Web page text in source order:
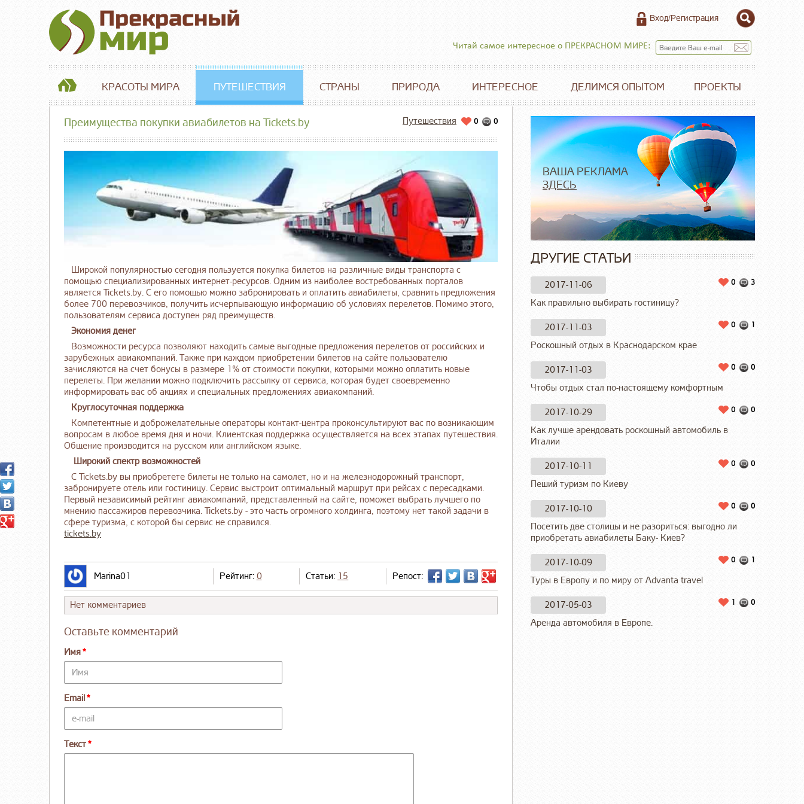
Вход/Регистрация
Читай самое интересное о ПРЕКРАСНОМ МИРЕ:
КРАСОТЫ МИРА ПУТЕШЕСТВИЯ СТРАНЫ ПРИРОДА ИНТЕРЕСНОЕ ДЕЛИМСЯ ОПЫТОМ ПРОЕКТЫ
0
0
Путешествия
Преимущества покупки авиабилетов на Tickets.by
Широкой популярностью сегодня пользуется покупка билетов на различные виды транспорта с
помощью специализированных интернет-ресурсов. Одним из наиболее востребованных порталов
является Tickets.by. С его помощью можно забронировать и оплатить авиабилеты, сравнить предложения
более 700 перевозчиков, получить исчерпывающую информацию об условиях перелетов. Помимо этого,
пользователям сервиса доступен ряд преимуществ.
Экономия денег
Возможности ресурса позволяют находить самые выгодные предложения перелетов от российских и
зарубежных авиакомпаний. Также при каждом приобретении билетов на сайте пользователю
зачисляются на счет бонусы в размере 1% от стоимости покупки, которыми можно оплатить новые
перелеты. При желании можно подключить рассылку от сервиса, которая будет своевременно
информировать вас об акциях и специальных предложениях авиакомпаний.
Круглосуточная поддержка
Компетентные и доброжелательные операторы контакт-центра проконсультируют вас по возникающим
вопросам в любое время дня и ночи. Клиентская поддержка осуществляется на всех этапах путешествия.
Общение производится на русском или английском языке.
Широкий спектр возможностей
С Tickets.by вы приобретете билеты не только на самолет, но и на железнодорожный транспорт,
забронируете отель или гостиницу. Сервис выстроит оптимальный маршрут при рейсах с пересадками.
Первый независимый рейтинг авиакомпаний, представленный на сайте, поможет выбрать лучшего по
мнению пассажиров перевозчика. Tickets.by - это часть огромного холдинга, поэтому нет такой задачи в
сфере туризма, с которой бы сервис не справился.
tickets.by
Marina01 Рейтинг: 0 Статьи: 15 Репост:
Нет комментариев
Оставьте комментарий
Имя
Email
Текст
ВАША РЕКЛАМА
ЗДЕСЬ
ДРУГИЕ СТАТЬИ
2017-11-06 3
0
Как правильно выбирать гостиницу?
2017-11-03 1
0
Роскошный отдых в Краснодарском крае
2017-11-03 0
0
Чтобы отдых стал по-настоящему комфортным
2017-10-29 0
0
Как лучше арендовать роскошный автомобиль в
Италии
2017-10-11 0
0
Пеший туризм по Киеву
2017-10-10 0
0
Посетить две столицы и не разориться: выгодно ли
приобретать авиабилеты Баку- Киев?
2017-10-09 1
0
Туры в Европу и по миру от Advanta travel
2017-05-03 0
1
Аренда автомобиля в Европе.